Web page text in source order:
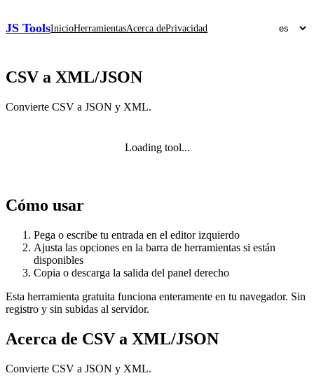
JS ToolsInicioHerramientasAcerca dePrivacidad
CSV a XML/JSON
Convierte CSV a JSON y XML.
Loading tool...
Cómo usar
Pega o escribe tu entrada en el editor izquierdo
Ajusta las opciones en la barra de herramientas si están
disponibles
Copia o descarga la salida del panel derecho
Esta herramienta gratuita funciona enteramente en tu navegador. Sin
registro y sin subidas al servidor.
Acerca de CSV a XML/JSON
Convierte CSV a JSON y XML.